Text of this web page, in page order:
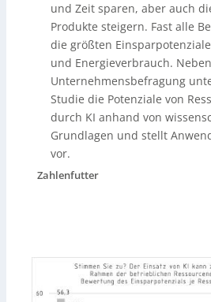
und Zeit sparen, aber auch
Produkte steigern. Fast alle
die größten
und Energieverbrauch.
Unternehmensbefragung
Studie die Potenziale von
durch KI anhand von
Grundlagen und stellt
vor.
Zahlenfutter